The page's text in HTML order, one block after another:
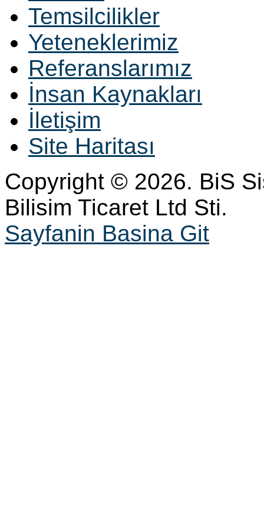
Temsilcilikler
Yeteneklerimiz
Referanslarımız
İnsan Kaynakları
İletişim
Site Haritası
Copyright © 2026. BiS
Bilisim Ticaret Ltd Sti.
Sayfanin Basina Git